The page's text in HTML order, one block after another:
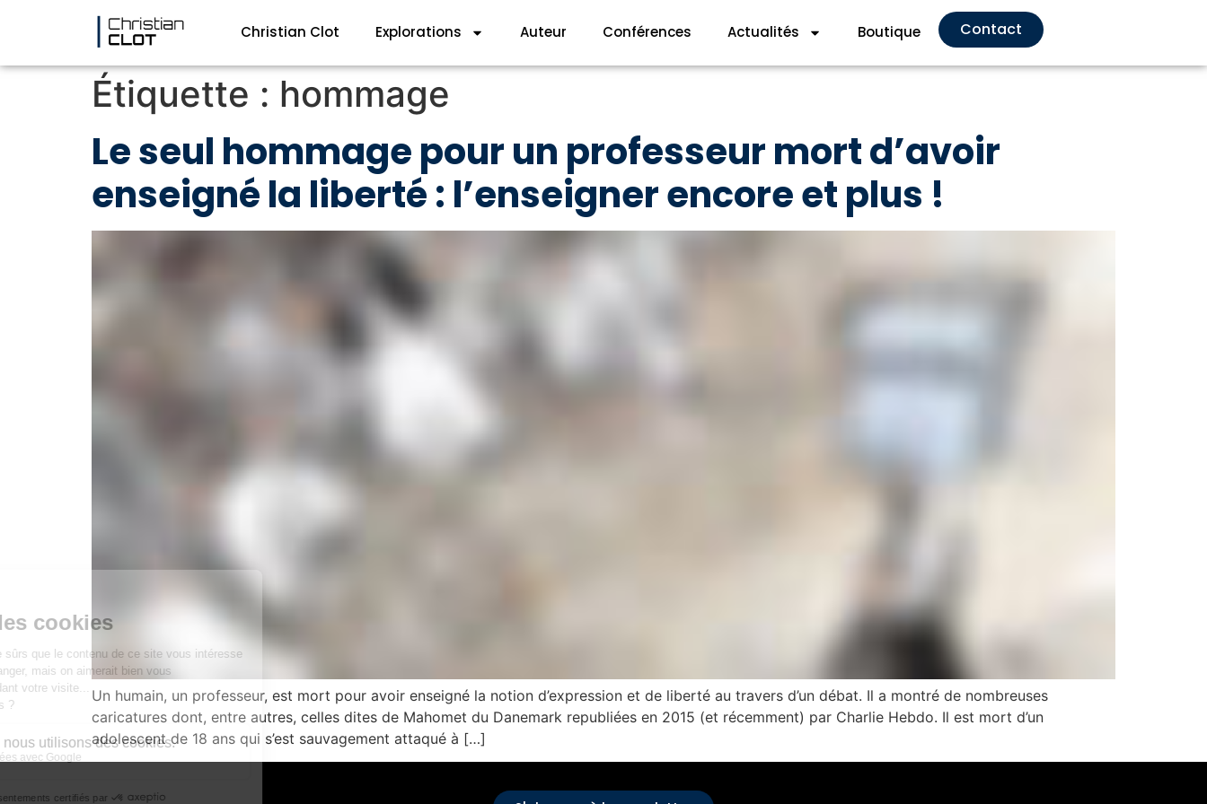
Christian Clot Explorations Auteur Conférences Actualités Boutique Contact
Étiquette : hommage
Le seul hommage pour un professeur mort d’avoir
enseigné la liberté : l’enseigner encore et plus !
Un humain, un professeur, est mort pour avoir enseigné la notion d’expression et de liberté au travers d’un débat. Il a montré de nombreuses
caricatures dont, entre autres, celles dites de Mahomet du Danemark republiées en 2015 (et récemment) par Charlie Hebdo. Il est mort d’un
adolescent de 18 ans qui s’est sauvagement attaqué à […]